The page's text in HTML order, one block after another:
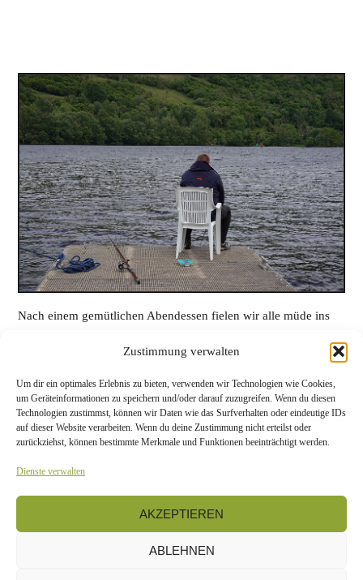
Zustimmung verwalten
Um dir ein optimales Erlebnis zu bieten, verwenden wir Technologien wie Cookies,
um Geräteinformationen zu speichern und/oder darauf zuzugreifen. Wenn du diesen
Technologien zustimmst, können wir Daten wie das Surfverhalten oder eindeutige IDs
auf dieser Website verarbeiten. Wenn du deine Zustimmung nicht erteilst oder
zurückziehst, können bestimmte Merkmale und Funktionen beeinträchtigt werden.
Dienste verwalten
AKZEPTIEREN
ABLEHNEN
Nach einem gemütlichen Abendessen fielen wir alle müde ins
Wetter: 15 °C, windig, bedeckt und ab dem Abend Regen
Unterkunft:Le Boat(1.770 € für das Boot inkl. früherer
Übernahme, Treibstoff und Parkplatz für unsere Fahrzeuge)